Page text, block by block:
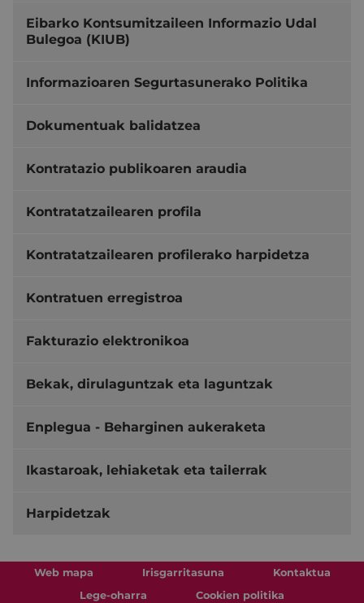
Eibarko Kontsumitzaileen Informazio Udal
Bulegoa (KIUB)
Informazioaren Segurtasunerako Politika
Dokumentuak balidatzea
Kontratazio publikoaren araudia
Kontratatzailearen profila
Kontratatzailearen profilerako harpidetza
Kontratuen erregistroa
Fakturazio elektronikoa
Bekak, dirulaguntzak eta laguntzak
Enplegua - Beharginen aukeraketa
Ikastaroak, lehiaketak eta tailerrak
Harpidetzak
Web mapa Irisgarritasuna
Kontaktua
Lege-oharra
Cookien politika